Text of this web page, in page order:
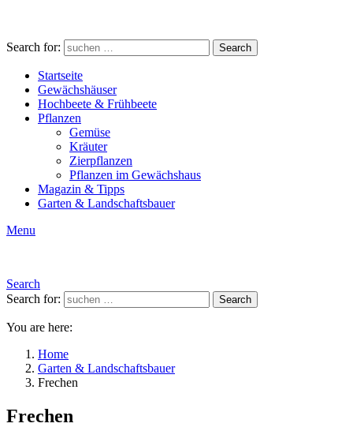
Search for: Search
Startseite
Gewächshäuser
Hochbeete & Frühbeete
Pflanzen
Gemüse
Kräuter
Zierpflanzen
Pflanzen im Gewächshaus
Magazin & Tipps
Garten & Landschaftsbauer
Menu
Search
Search for:
Search
You are here:
Home
Garten & Landschaftsbauer
Frechen
Frechen